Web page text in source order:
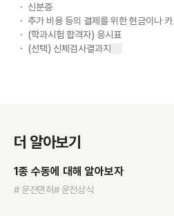
신분증
추가 비용 등의 결제를 위한 현금이나 카
(학과시험 합격자) 응시표
(선택) 신체검사결과지
더 알아보기
1종 수동에 대해 알아보자
# 운전면허# 운전상식